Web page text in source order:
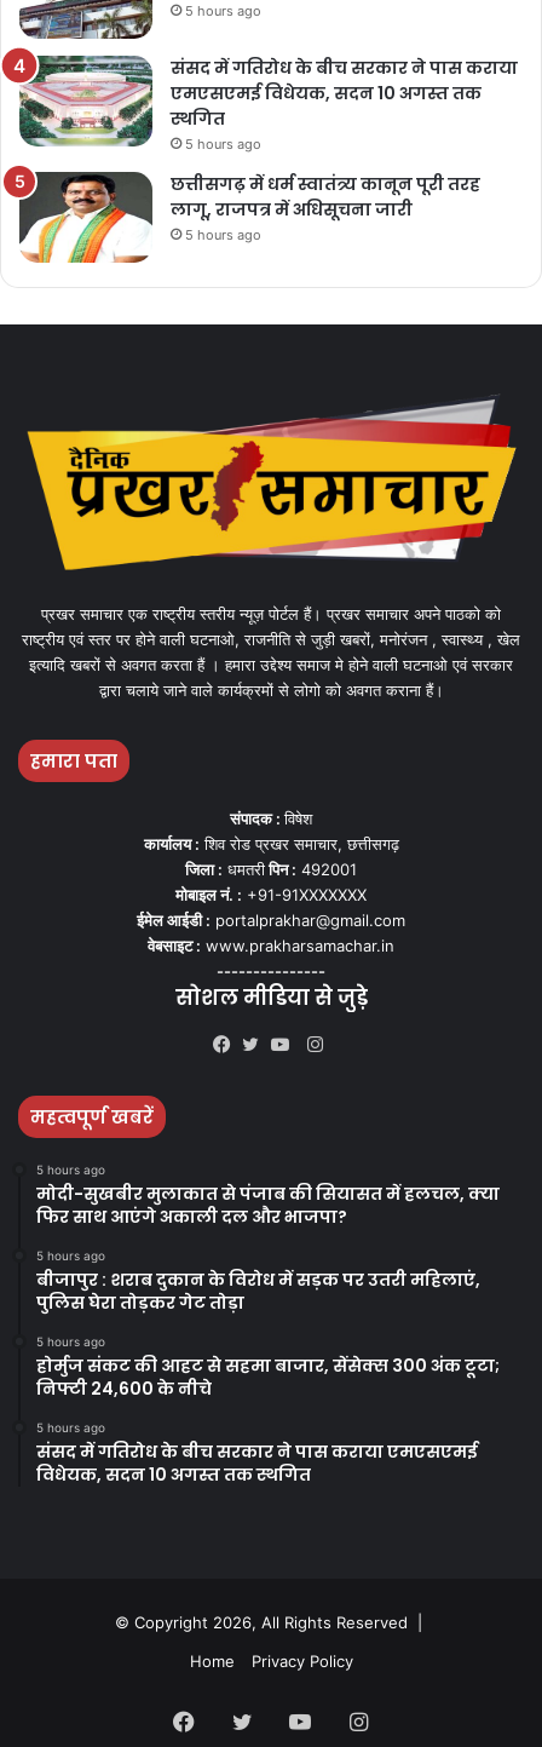
5 hours ago
संसद में गतिरोध के बीच सरकार ने पास कराया
एमएसएमई विधेयक, सदन 10 अगस्त तक
स्थगित
5 hours ago
छत्तीसगढ़ में धर्म स्वातंत्र्य कानून पूरी तरह
लागू, राजपत्र में अधिसूचना जारी
5 hours ago
प्रखर समाचार एक राष्ट्रीय स्तरीय न्यूज़ पोर्टल हैं। प्रखर समाचार अपने पाठको को
राष्ट्रीय एवं स्तर पर होने वाली घटनाओ, राजनीति से जुड़ी खबरों, मनोरंजन , स्वास्थ्य , खेल
इत्यादि खबरों से अवगत करता हैं । हमारा उद्देश्य समाज मे होने वाली घटनाओ एवं सरकार
द्वारा चलाये जाने वाले कार्यक्रमों से लोगो को अवगत कराना हैं।
हमारा पता
संपादक :विषेश
कार्यालय : शिव रोड प्रखर समाचार, छत्तीसगढ़
जिला : धमतरीपिन : 492001
मोबाइल नं. : +91-91XXXXXXX
ईमेल आईडी : portalprakhar@gmail.com
वेबसाइट : www.prakharsamachar.in
---------------
सोशल मीडिया से जुड़े
Instagram
महत्वपूर्ण खबरें
5 hours ago
मोदी-सुखबीर मुलाकात से पंजाब की सियासत में हलचल, क्या
फिर साथ आएंगे अकाली दल और भाजपा?
5 hours ago
बीजापुर : शराब दुकान के विरोध में सड़क पर उतरी महिलाएं,
पुलिस घेरा तोड़कर गेट तोड़ा
5 hours ago
होर्मुज संकट की आहट से सहमा बाजार, सेंसेक्स 300 अंक टूटा;
निफ्टी 24,600 के नीचे
5 hours ago
संसद में गतिरोध के बीच सरकार ने पास कराया एमएसएमई
विधेयक, सदन 10 अगस्त तक स्थगित
© Copyright 2026, All Rights Reserved |
Home
Privacy Policy
Facebook
TwitterYouTubeInstagram